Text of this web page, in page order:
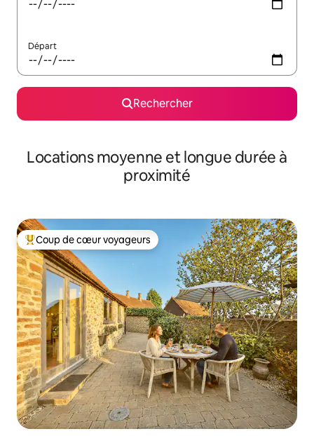
Départ
Rechercher
Locations moyenne et longue durée à
proximité
Coups de cœur voyageurs les plus appréciés
Coup de cœur voyageurs